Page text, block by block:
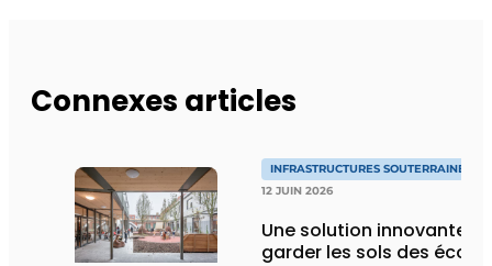
Connexes articles
INFRASTRUCTURES SOUTERRAINES
12 JUIN 2026
Une solution innovante
garder les sols des